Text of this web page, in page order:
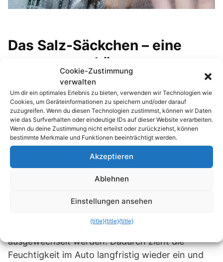
Das Salz-Säckchen – eine
permanente Lösung
Gegen Feuchtigkeit im Auto kann man auch eine
einfache, dauerhafte Lösung einführen. Salz
lässt sich auch in einen kleinen Stoffbeutel füllen,
der dann ins Auto gelegt wird. Je mehr Salz,
desto länger hält die Vorrichtung natürlich auch.
Wichtig ist, dass der Salzbeutel in die Nähe der
Windschutzscheibe gehängt wird. Er lässt sich
ebenfalls aufs Armaturenbrett legen oder in die
schneller frei werden soll. Wenn das Salz fest
passieren wird, sollte es allerdings
ausgewechselt werden. Dadurch zieht die
Feuchtigkeit im Auto langfristig wieder ein und
Cookie-Zustimmung
verwalten
Um dir ein optimales Erlebnis zu bieten, verwenden wir Technologien wie
Cookies, um Geräteinformationen zu speichern und/oder darauf
zuzugreifen. Wenn du diesen Technologien zustimmst, können wir Daten
wie das Surfverhalten oder eindeutige IDs auf dieser Website verarbeiten.
Wenn du deine Zustimmung nicht erteilst oder zurückziehst, können
bestimmte Merkmale und Funktionen beeinträchtigt werden.
Akzeptieren
Ablehnen
Einstellungen ansehen
{title}{title}{title}